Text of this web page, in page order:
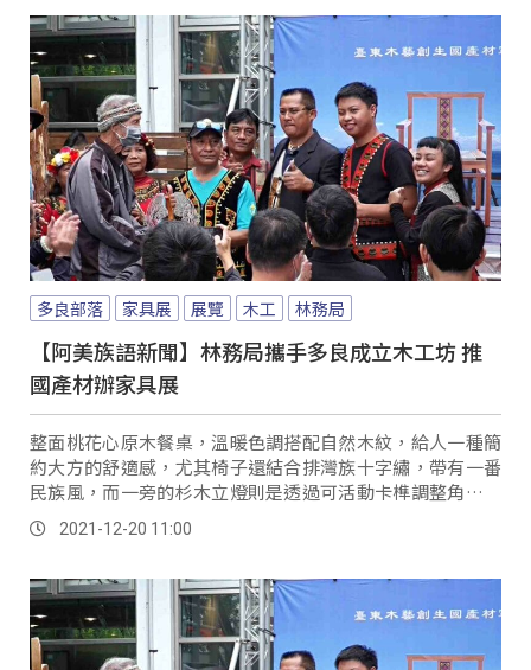
多良部落 家具展 展覽 木工 林務局
【阿美族語新聞】林務局攜手多良成立木工坊 推
國產材辦家具展
整面桃花心原木餐桌，溫暖色調搭配自然木紋，給人一種簡
約大方的舒適感，尤其椅子還結合排灣族十字繡，帶有一番
民族風，而一旁的杉木立燈則是透過可活動卡榫調整角度，
展場內一件件原木家具個個別有巧思，且全都是由...。
2021-12-20 11:00